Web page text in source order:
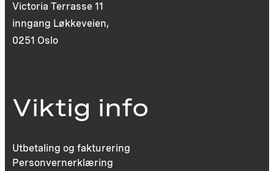
Victoria Terrasse 11
inngang Løkkeveien,
0251 Oslo
Viktig info
Utbetaling og fakturering
Personvernerklæring